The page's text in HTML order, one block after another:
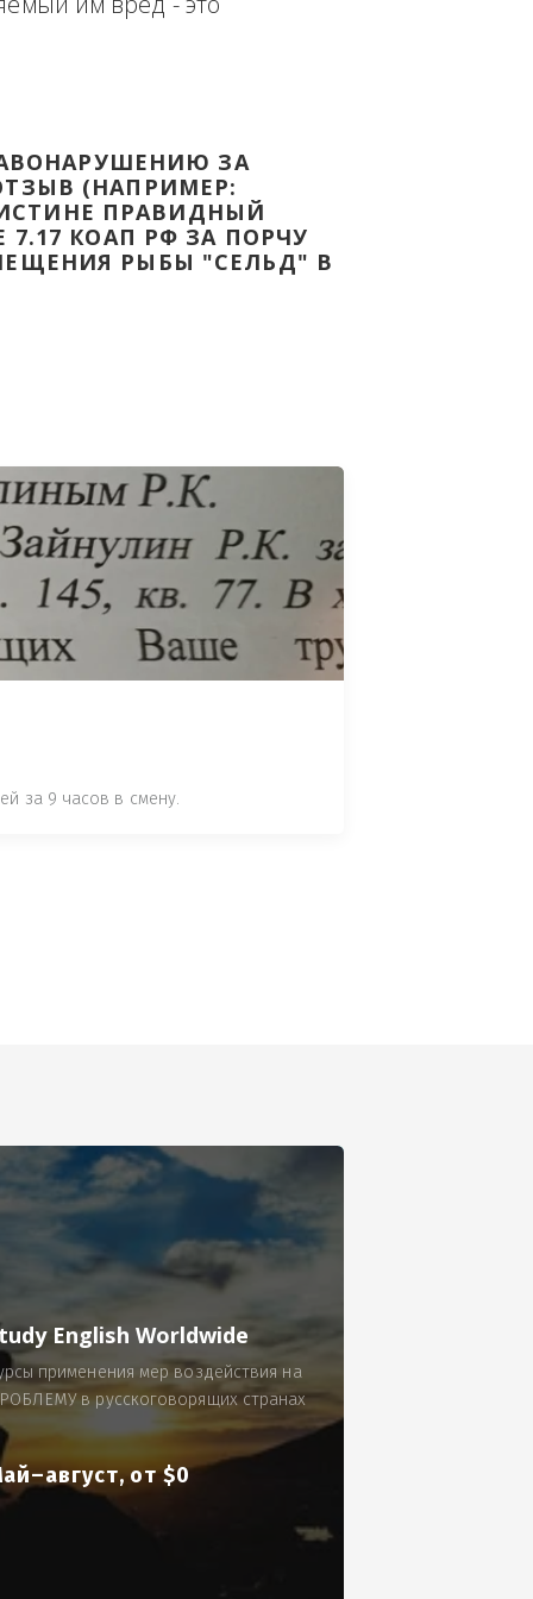
доказательством с целью -
Законодательства Российской
ПРАВОНАРУШЕНИЮ ЗА
ВАШ ОТЗЫВ (НАПРИМЕР:
ВОИСТИНЕ ПРАВИДНЫЙ
7.17 КОАП РФ ЗА ПОРЧУ
ПОМЕЩЕНИЯ РЫБЫ "СЕЛЬД" В
300 рублей за 9 часов в смену.